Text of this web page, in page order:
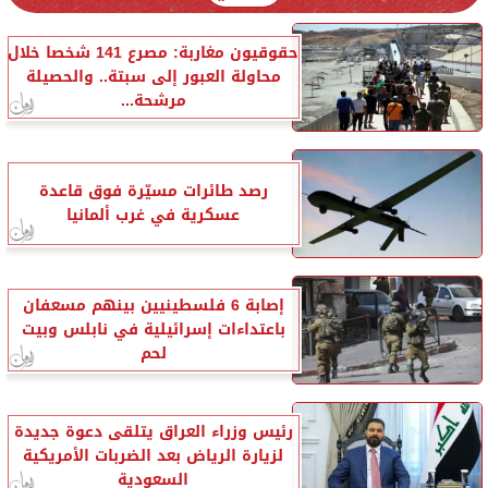
حقوقيون مغاربة: مصرع 141 شخصا خلال
محاولة العبور إلى سبتة.. والحصيلة
مرشحة...
رصد طائرات مسيّرة فوق قاعدة
عسكرية في غرب ألمانيا
إصابة 6 فلسطينيين بينهم مسعفان
باعتداءات إسرائيلية في نابلس وبيت
لحم
رئيس وزراء العراق يتلقى دعوة جديدة
لزيارة الرياض بعد الضربات الأمريكية
السعودية